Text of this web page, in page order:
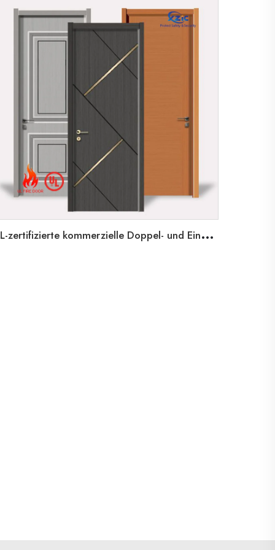
U
L-zertifizierte kommerzielle Doppel- und Einzeltüren mit 3-Stunden-Feuerschutz-Shaker-Stahltüren für Gemeinschaftstüren